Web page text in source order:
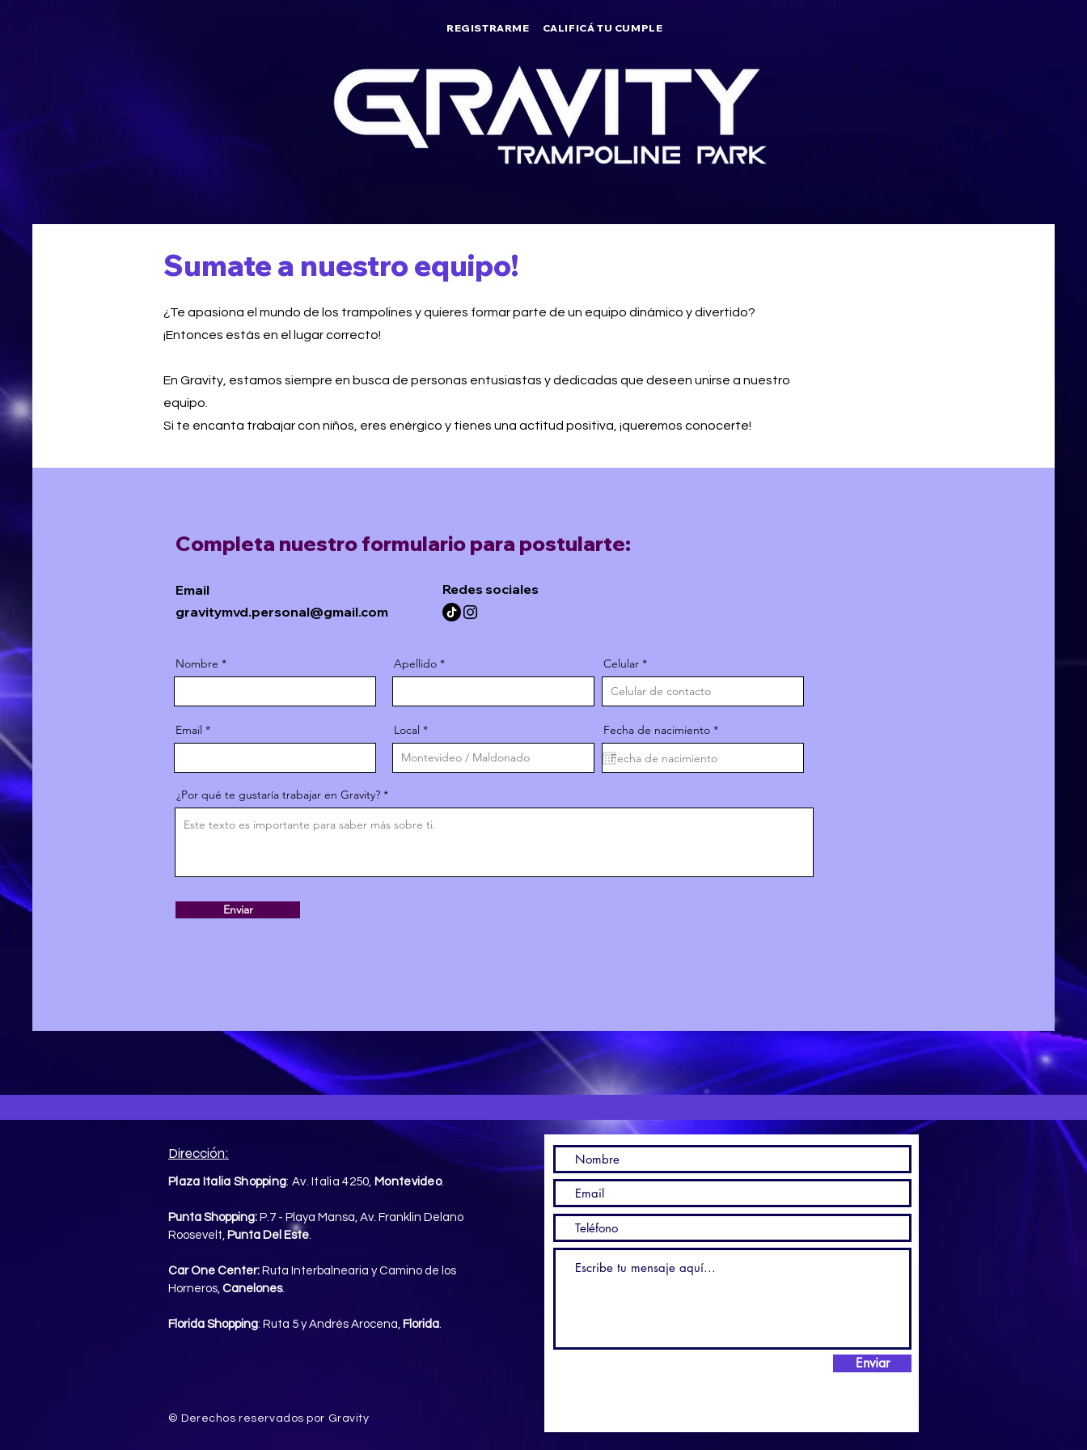
REGISTRARME CALIFICÁ TU CUMPLE
Sumate a nuestro equipo!
¿Te apasiona el mundo de los trampolines y quieres formar parte de un equipo dinámico y divertido?
¡Entonces estás en el lugar correcto!
En Gravity, estamos siempre en busca de personas entusiastas y dedicadas que deseen unirse a nuestro
equipo.
Si te encanta trabajar con niños, eres enérgico y tienes una actitud positiva, ¡queremos conocerte!
Completa nuestro formulario para postularte:
Email
gravitymvd.personal@gmail.com
Redes sociales
Nombre Apellido Celular
Email Local Fecha de nacimiento *r
e
i
d
¿Por qué te gustaría trabajar en Gravity?
Enviar
Dirección:
Plaza Italia Shopping: Av. Italia 4250, Montevideo.
Punta Shopping: P.7 - Playa Mansa, Av. Franklin Delano
Roosevelt, Punta Del Este.
Car One Center: Ruta Interbalnearia y Camino de los
Horneros, Canelones.
Florida Shopping: Ruta 5 y Andrés Arocena, Florida.
© Derechos reservados por Gravity
Enviar